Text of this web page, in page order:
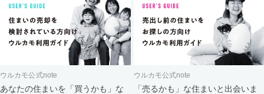
ウルカモ公式note
あなたの住まいを「買うかも」な
ウルカモ公式note
「売るかも」な住まいと出会いま